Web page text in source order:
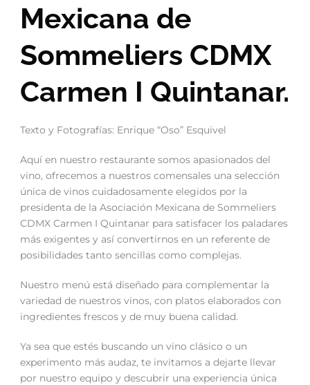
Mexicana de
Sommeliers CDMX
Carmen I Quintanar.
Texto y Fotografías: Enrique “Oso” Esquivel
Aquí en nuestro restaurante somos apasionados del
vino, ofrecemos a nuestros comensales una selección
única de vinos cuidadosamente elegidos por la
presidenta de la Asociación Mexicana de Sommeliers
CDMX Carmen I Quintanar para satisfacer los paladares
más exigentes y así convertirnos en un referente de
posibilidades tanto sencillas como complejas.
Nuestro menú está diseñado para complementar la
variedad de nuestros vinos, con platos elaborados con
ingredientes frescos y de muy buena calidad.
Ya sea que estés buscando un vino clásico o un
experimento más audaz, te invitamos a dejarte llevar
por nuestro equipo y descubrir una experiencia única